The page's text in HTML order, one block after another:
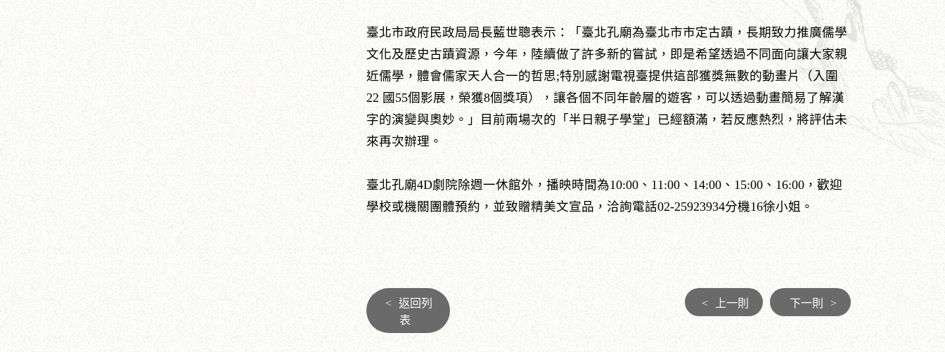
臺北市政府民政局局長藍世聰表示：「臺北孔廟為臺北市市定古蹟，長期致力推廣儒學
文化及歷史古蹟資源，今年，陸續做了許多新的嘗試，即是希望透過不同面向讓大家親
近儒學，體會儒家天人合一的哲思;特別感謝電視臺提供這部獲獎無數的動畫片（入圍
22 國55個影展，榮獲8個獎項），讓各個不同年齡層的遊客，可以透過動畫簡易了解漢
字的演變與奧妙。」目前兩場次的「半日親子學堂」已經額滿，若反應熱烈，將評估未
來再次辦理。
臺北孔廟4D劇院除週一休館外，播映時間為10:00、11:00、14:00、15:00、16:00，歡迎
學校或機關團體預約，並致贈精美文宣品，洽詢電話02-25923934分機16徐小姐。
<
返回列
表
< 上一則 下一則 >